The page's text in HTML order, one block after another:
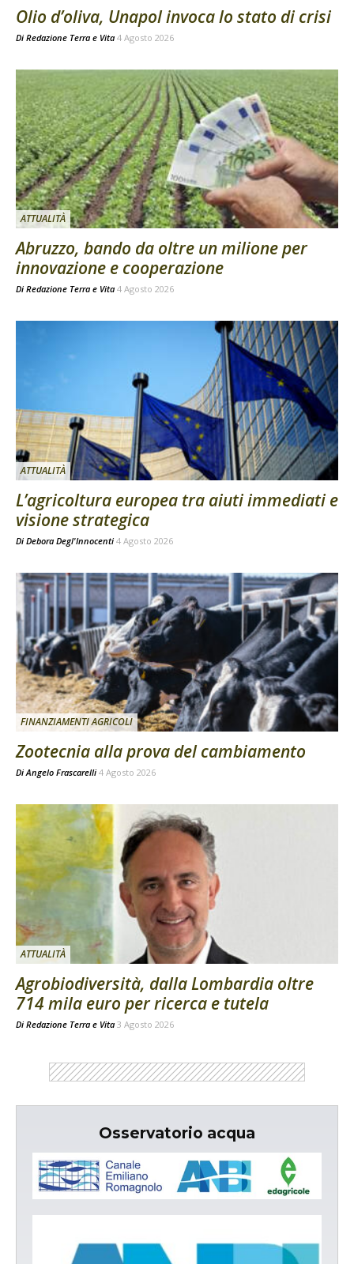
Olio d’oliva, Unapol invoca lo stato di crisi
Di Redazione Terra e Vita 4 Agosto 2026
ATTUALITÀ
Abruzzo, bando da oltre un milione per
innovazione e cooperazione
Di Redazione Terra e Vita 4 Agosto 2026
ATTUALITÀ
L’agricoltura europea tra aiuti immediati e
visione strategica
Di Debora Degl'Innocenti 4 Agosto 2026
FINANZIAMENTI AGRICOLI
Zootecnia alla prova del cambiamento
DiAngelo Frascarelli 4 Agosto 2026
ATTUALITÀ
Agrobiodiversità, dalla Lombardia oltre
714 mila euro per ricerca e tutela
Di Redazione Terra e Vita 3 Agosto 2026
Osservatorio acqua